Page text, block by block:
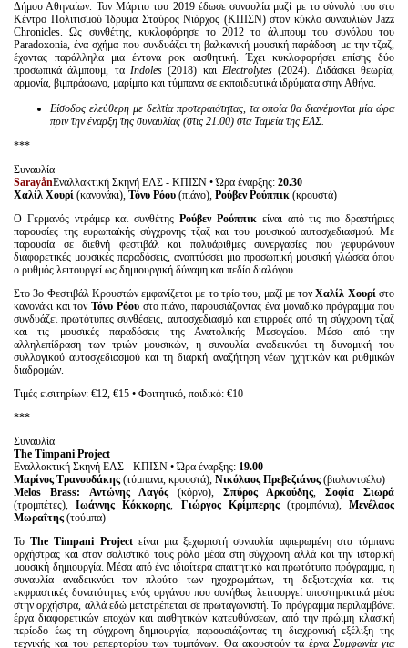
Δήμου Αθηναίων. Τον Μάρτιο του 2019 έδωσε συναυλία μαζί με το σύνολό του στο
Κέντρο Πολιτισμού Ίδρυμα Σταύρος Νιάρχος (ΚΠΙΣΝ) στον κύκλο συναυλιών Jazz
Chronicles. Ως συνθέτης, κυκλοφόρησε το 2012 το άλμπουμ του συνόλου του
Paradoxonia, ένα σχήμα που συνδυάζει τη βαλκανική μουσική παράδοση με την τζαζ,
έχοντας παράλληλα μια έντονα ροκ αισθητική. Έχει κυκλοφορήσει επίσης δύο
προσωπικά άλμπουμ, τα Indoles (2018) και Electrolytes (2024). Διδάσκει θεωρία,
αρμονία, βιμπράφωνο, μαρίμπα και τύμπανα σε εκπαιδευτικά ιδρύματα στην Αθήνα.
Είσοδος ελεύθερη με δελτία προτεραιότητας, τα οποία θα διανέμονται μία ώρα
πριν την έναρξη της συναυλίας (στις 21.00) στα Ταμεία της ΕΛΣ.
***
Συναυλία
SarayånΕναλλακτική Σκηνή ΕΛΣ - ΚΠΙΣΝ • Ώρα έναρξης: 20.30
Χαλίλ Χουρί (κανονάκι), Τόνυ Ρόου (πιάνο), Ρούβεν Ρούππικ (κρουστά)
Ο Γερμανός ντράμερ και συνθέτηςΡούβεν Ρούππικείναι από τις πιο δραστήριες
παρουσίες της ευρωπαϊκής σύγχρονης τζαζ και του μουσικού αυτοσχεδιασμού. Με
παρουσία σε διεθνή φεστιβάλ και πολυάριθμες συνεργασίες που γεφυρώνουν
διαφορετικές μουσικές παραδόσεις, αναπτύσσει μια προσωπική μουσική γλώσσα όπου
ο ρυθμός λειτουργεί ως δημιουργική δύναμη και πεδίο διαλόγου.
Στο 3ο Φεστιβάλ Κρουστών εμφανίζεται με το τρίο του, μαζί με τονΧαλίλ Χουρίστο
κανονάκι και τονΤόνυ Ρόουστο πιάνο, παρουσιάζοντας ένα μοναδικό πρόγραμμα που
συνδυάζει πρωτότυπες συνθέσεις, αυτοσχεδιασμό και επιρροές από τη σύγχρονη τζαζ
και τις μουσικές παραδόσεις της Ανατολικής Μεσογείου. Μέσα από την
αλληλεπίδραση των τριών μουσικών, η συναυλία αναδεικνύει τη δυναμική του
συλλογικού αυτοσχεδιασμού και τη διαρκή αναζήτηση νέων ηχητικών και ρυθμικών
διαδρομών.
Τιμές εισιτηρίων: €12, €15 • Φοιτητικό, παιδικό: €10
***
Συναυλία
The Timpani Project
Εναλλακτική Σκηνή ΕΛΣ - ΚΠΙΣΝ • Ώρα έναρξης: 19.00
Μαρίνος Τρανουδάκης (τύμπανα, κρουστά), Νικόλαος Πρεβεζιάνος (βιολοντσέλο)
Melos
Brass: Αντώνης Λαγός (κόρνο), Σπύρος Αρκούδης, Σοφία Σιωρά
(τρομπέτες),Ιωάννης Κόκκορης, Γιώργος Κρίμπερης(τρομπόνια),Μενέλαος
Μωραΐτης (τούμπα)
ΤοThe Timpani Projectείναι μια ξεχωριστή συναυλία αφιερωμένη στα τύμπανα
ορχήστρας και στον σολιστικό τους ρόλο μέσα στη σύγχρονη αλλά και την ιστορική
μουσική δημιουργία. Μέσα από ένα ιδιαίτερα απαιτητικό και πρωτότυπο πρόγραμμα, η
συναυλία αναδεικνύει τον πλούτο των ηχοχρωμάτων, τη δεξιοτεχνία και τις
εκφραστικές δυνατότητες ενός οργάνου που συνήθως λειτουργεί υποστηρικτικά μέσα
στην ορχήστρα, αλλά εδώ μετατρέπεται σε πρωταγωνιστή. Το πρόγραμμα περιλαμβάνει
έργα διαφορετικών εποχών και αισθητικών κατευθύνσεων, από την πρώιμη κλασική
περίοδο έως τη σύγχρονη δημιουργία, παρουσιάζοντας τη διαχρονική εξέλιξη της
τεχνικής και του ρεπερτορίου των τυμπάνων. Θα ακουστούν τα έργα Συμφωνία για